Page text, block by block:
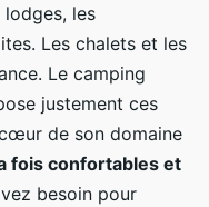
les
Les chalets et les
Le camping
justement ces
de son domaine
fois confortables et
besoin pour